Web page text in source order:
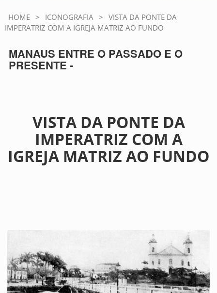
HOME > ICONOGRAFIA > VISTA DA PONTE DA
IMPERATRIZ COM A IGREJA MATRIZ AO FUNDO
MANAUS ENTRE O PASSADO E O
PRESENTE -
VISTA DA PONTE DA
IMPERATRIZ COM A
IGREJA MATRIZ AO FUNDO